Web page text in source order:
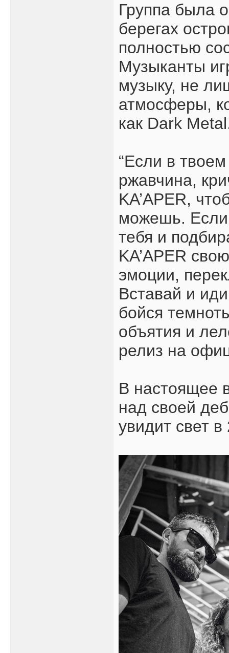
Группа была
берегах
полностью
Музыканты
музыку, не
атмосферы,
как Dark
“Если в
ржавчина,
KA’APER,
можешь. Если
тебя и
KA’APER
эмоции,
Вставай и
бойся
объятия и
релиз на
В настоящее
над своей
увидит свет в